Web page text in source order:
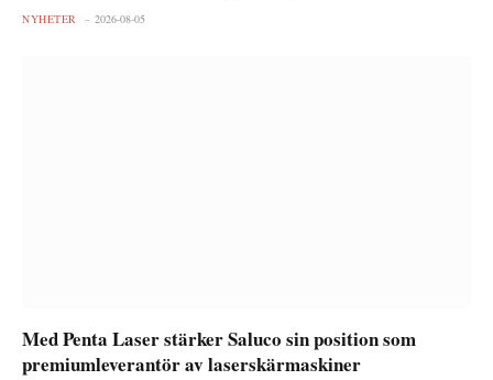
NYHETER 2026-08-05
Med Penta Laser stärker Saluco sin position som
premiumleverantör av laserskärmaskiner